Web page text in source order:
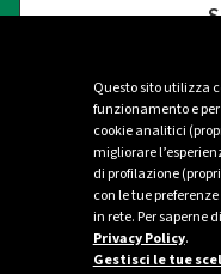
Questo sito utilizza
funzionamento e per
cookie analitici
migliorare
di profilazione
con le tue
in rete. Per saperne
Privacy Policy.
Gestisci le tue
Contatti
Ufficio